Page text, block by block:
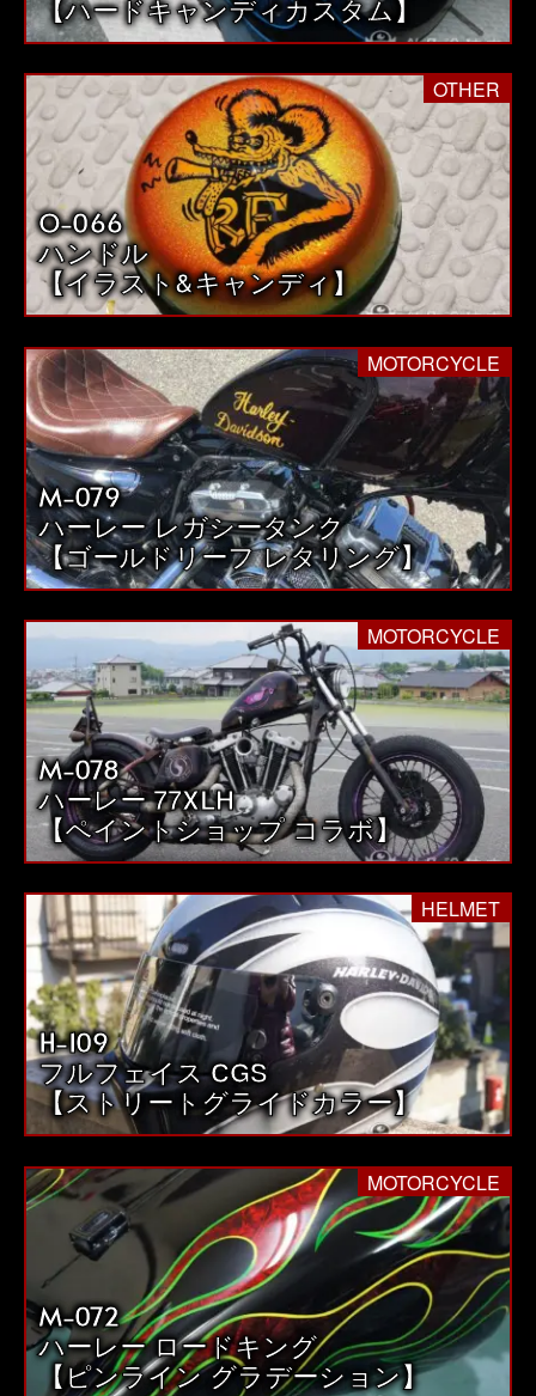
【ハードキャンディカスタム】
OTHER
O-066
ハンドル
【イラスト&キャンディ】
MOTORCYCLE
M-079
ハーレー レガシータンク
【ゴールドリーフ レタリング】
MOTORCYCLE
M-078
ハーレー 77XLH
【ペイントショップ コラボ】
HELMET
H-109
フルフェイス CGS
【ストリートグライドカラー】
MOTORCYCLE
M-072
ハーレー ロードキング
【ピンライン グラデーション】